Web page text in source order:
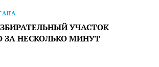
УЧАСТОК
НЕСКОЛЬКО МИНУТ